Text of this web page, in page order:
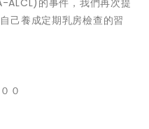
的事件，我們再次提
己養成定期乳房檢查的習
０